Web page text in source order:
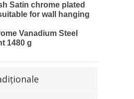
Satin chrome plated
for wall hanging
Vanadium Steel
1480 g